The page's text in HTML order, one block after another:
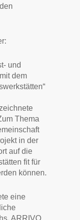
und
dem
Thema
in der
auf die
fit für
können.
eine
ARRIVO